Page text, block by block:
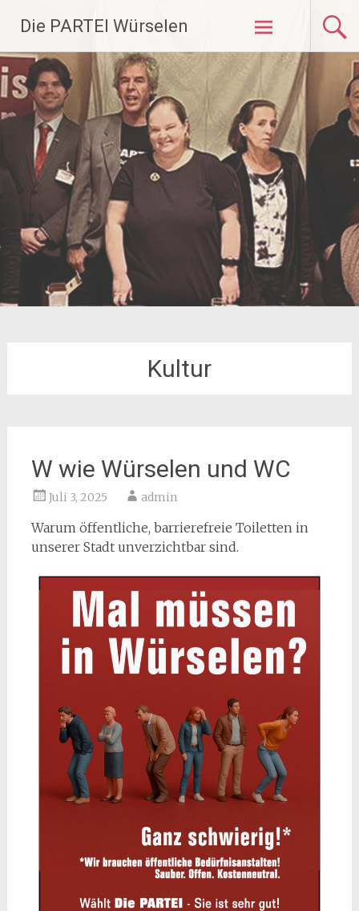
Inhalt
springen
Die PARTEI Würselen
Kultur
W wie Würselen und WC
Juli 3, 2025 admin
Warum öffentliche, barrierefreie Toiletten in
unserer Stadt unverzichtbar sind.